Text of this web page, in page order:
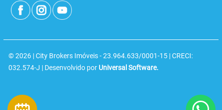
© 2026 | City Brokers Imóveis - 23.964.633/0001-15 | CRECI:
032.574-J | Desenvolvido por Universal Software.